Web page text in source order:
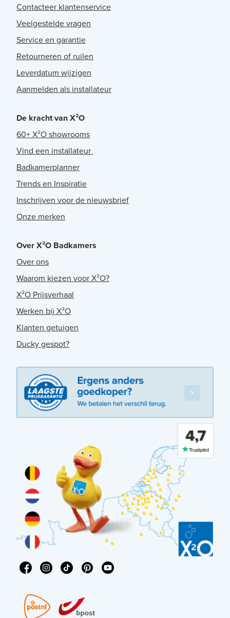
Contacteer klantenservice
Veelgestelde vragen
Service en garantie
Retourneren of ruilen
Leverdatum wijzigen
Aanmelden als installateur
De kracht van X²O
60+ X²O showrooms
Vind een installateur
Badkamerplanner
Trends en Inspiratie
Inschrijven voor de nieuwsbrief
Onze merken
Over X²O Badkamers
Over ons
Waarom kiezen voor X²O?
X²O Prijsverhaal
Werken bij X²O
Klanten getuigen
Ducky gespot?